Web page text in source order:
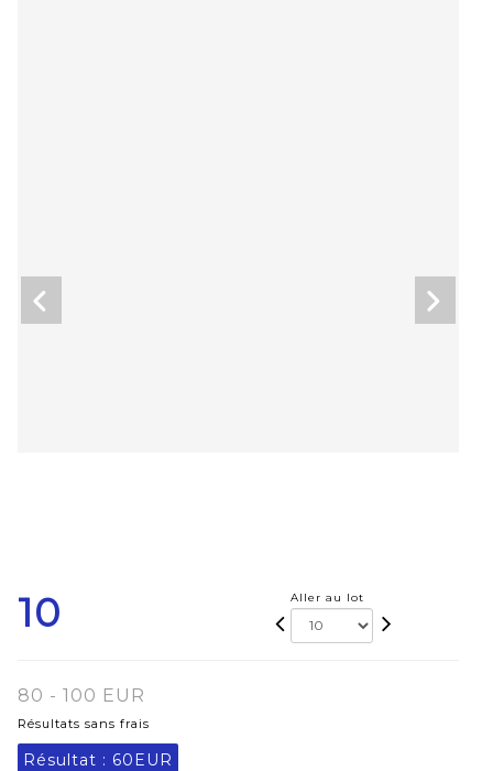
10 Aller au lot
80 - 100 EUR
Résultats sans frais
Résultat : 60EUR